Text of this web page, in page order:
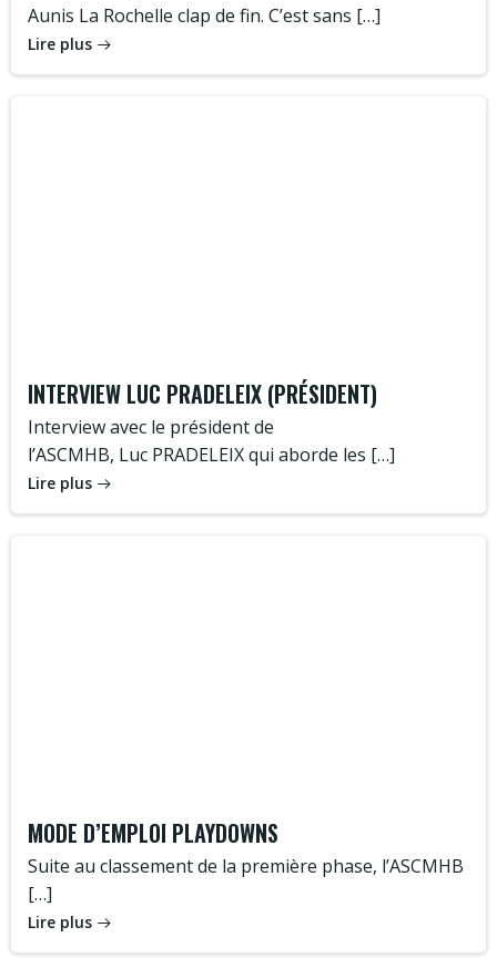
Aunis La Rochelle clap de fin. C’est sans […]
Lire plus
INTERVIEW LUC PRADELEIX (PRÉSIDENT)
Interview avec le président de
l’ASCMHB, Luc PRADELEIX qui aborde les […]
Lire plus
MODE D’EMPLOI PLAYDOWNS
Suite au classement de la première phase, l’ASCMHB
[…]
Lire plus